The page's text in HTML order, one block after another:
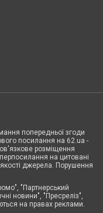
попередньої згоди
посилання на 62.ua -
розміщення
на цитовані
якості джерела. Порушення
"Партнерський
новини", "Пресреліз",
на правах реклами.